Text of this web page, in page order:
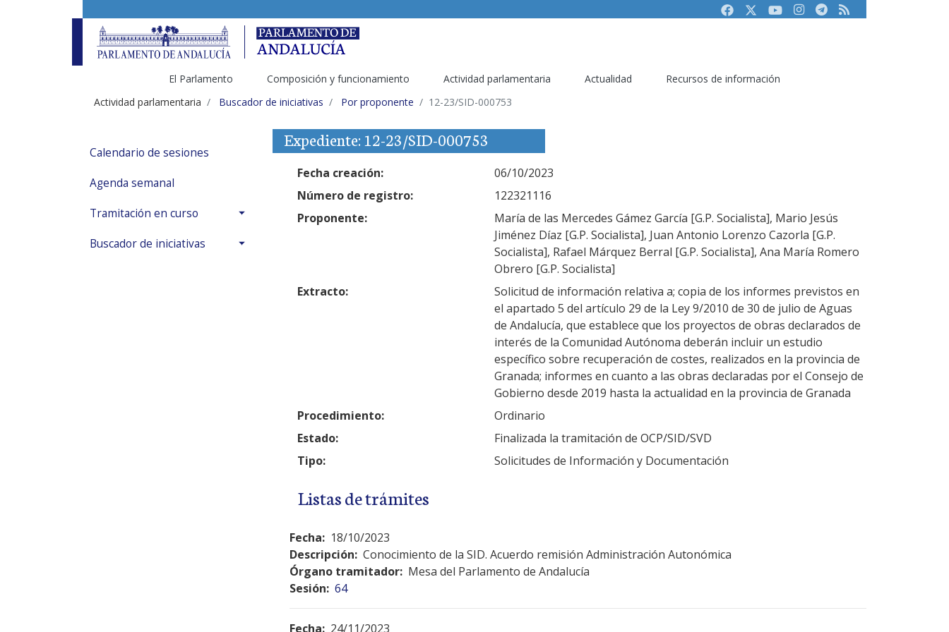
FacebookTwitterYoutubeInstagram
Telegram
RSS
El Parlamento Composición y funcionamiento Actividad parlamentaria Actualidad
Recursos de información
Actividad parlamentaria
Buscador de iniciativas Por proponente 12-23/SID-000753
Calendario de sesiones
Agenda semanal
Tramitación en curso
Buscador de iniciativas
Expediente: 12-23/SID-000753
Fecha creación:
06/10/2023
Número de registro:
122321116
Proponente:
María de las Mercedes Gámez García [G.P. Socialista], Mario Jesús
Jiménez Díaz [G.P. Socialista], Juan Antonio Lorenzo Cazorla [G.P.
Socialista], Rafael Márquez Berral [G.P. Socialista], Ana María Romero
Obrero [G.P. Socialista]
Extracto:
Solicitud de información relativa a; copia de los informes previstos en
el apartado 5 del artículo 29 de la Ley 9/2010 de 30 de julio de Aguas
de Andalucía, que establece que los proyectos de obras declarados de
interés de la Comunidad Autónoma deberán incluir un estudio
específico sobre recuperación de costes, realizados en la provincia de
Granada; informes en cuanto a las obras declaradas por el Consejo de
Gobierno desde 2019 hasta la actualidad en la provincia de Granada
Procedimiento:
Ordinario
Estado:
Finalizada la tramitación de OCP/SID/SVD
Tipo:
Solicitudes de Información y Documentación
Listas de trámites
Fecha: 18/10/2023
Descripción: Conocimiento de la SID. Acuerdo remisión Administración Autonómica
Órgano tramitador: Mesa del Parlamento de Andalucía
Sesión: 64
Fecha: 24/11/2023